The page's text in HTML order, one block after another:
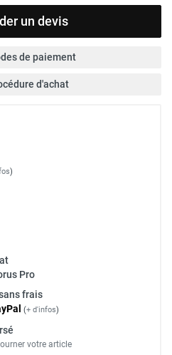
un devis
de paiement
d'achat
)
Pro
frais
Pal (+ d'infos)
votre article